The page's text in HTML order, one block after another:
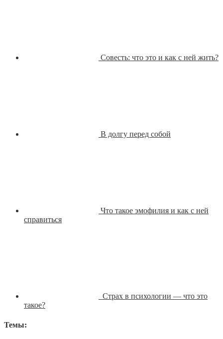
Совесть: что это и как с ней жить?
В долгу перед собой
Что такое эмофилия и как с ней
справиться
Страх в психологии — что это
такое?
Темы: